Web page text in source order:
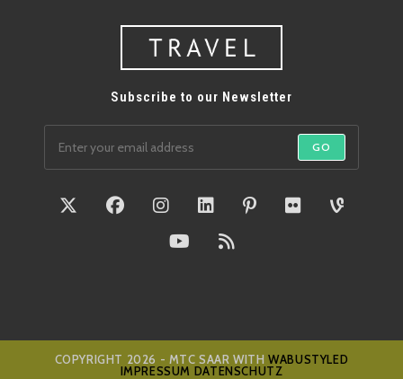
Subscribe to our Newsletter
GO
COPYRIGHT 2026 - MTC SAAR WITHWABUSTYLED
IMPRESSUM DATENSCHUTZ